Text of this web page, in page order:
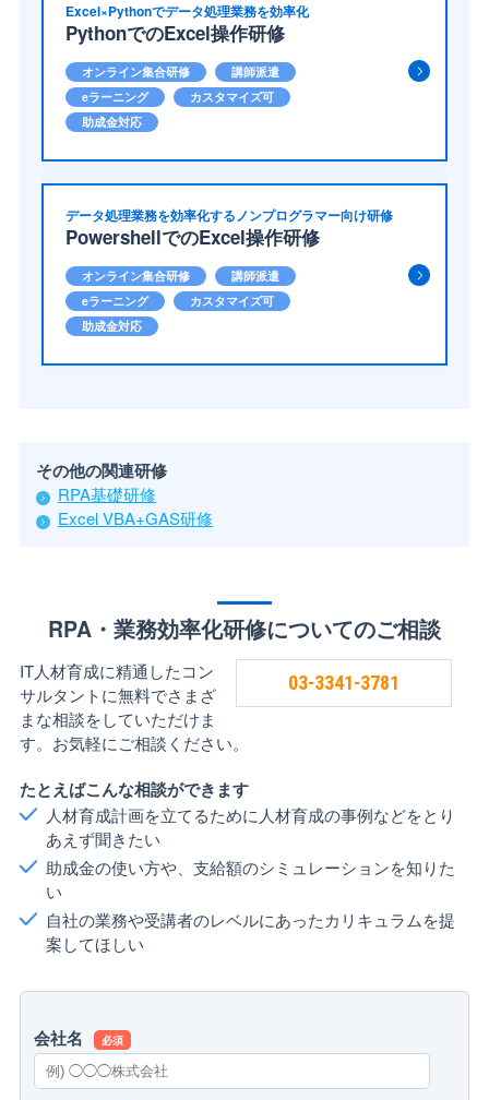
Excel×Pythonでデータ処理業務を効率化
PythonでのExcel操作研修
オンライン集合研修
講師派遣
eラーニング
カスタマイズ可
助成金対応
データ処理業務を効率化するノンプログラマー向け研修
PowershellでのExcel操作研修
オンライン集合研修
講師派遣
eラーニング
カスタマイズ可
助成金対応
その他の関連研修
RPA基礎研修
Excel VBA+GAS研修
RPA・業務効率化研修についてのご相談
03-3341-3781
IT人材育成に精通したコン
サルタントに無料でさまざ
まな相談をしていただけま
す。お気軽にご相談ください。
たとえばこんな相談ができます
人材育成計画を立てるために人材育成の事例などをとり
あえず聞きたい
助成金の使い方や、支給額のシミュレーションを知りた
い
自社の業務や受講者のレベルにあったカリキュラムを提
案してほしい
会社名 必須